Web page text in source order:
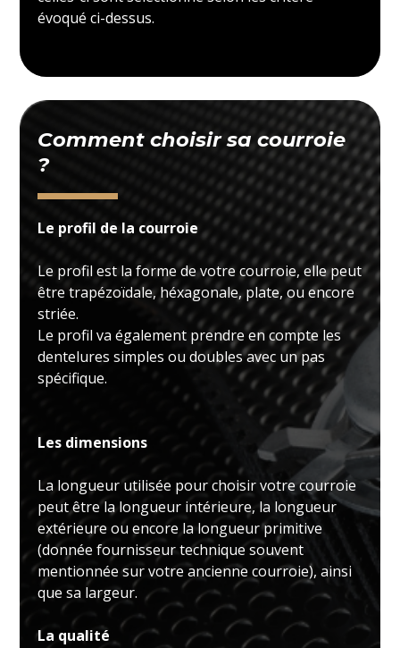
évoqué ci-dessus.
Comment choisir sa courroie
?
Le profil de la courroie
Le profil est la forme de votre courroie, elle peut
être trapézoïdale, héxagonale, plate, ou encore
striée.
Le profil va également prendre en compte les
dentelures simples ou doubles avec un pas
spécifique.
Les dimensions
La longueur utilisée pour choisir votre courroie
peut être la longueur intérieure, la longueur
extérieure ou encore la longueur primitive
(donnée fournisseur technique souvent
mentionnée sur votre ancienne courroie), ainsi
que sa largeur.
La qualité